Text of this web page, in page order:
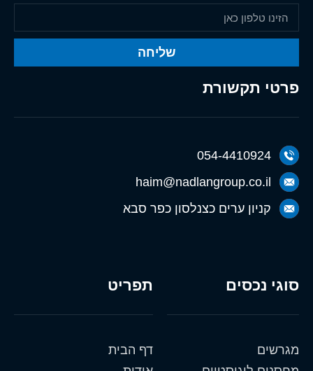
תפריט
דף הבית
סוגי נכסים
מגרשים
פרטי תקשורת
054-4410924
haim@nadlangroup.co.il
קניון ערים כצנלסון כפר סבא
שליחה